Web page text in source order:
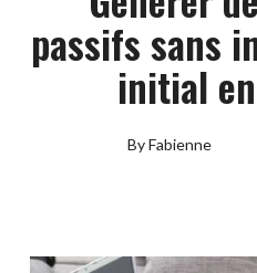
passifs sans
initial
By Fabienne